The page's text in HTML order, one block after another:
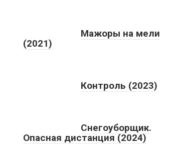
Мажоры на мели
(2021)
Контроль (2023)
Снегоуборщик.
Опасная дистанция (2024)